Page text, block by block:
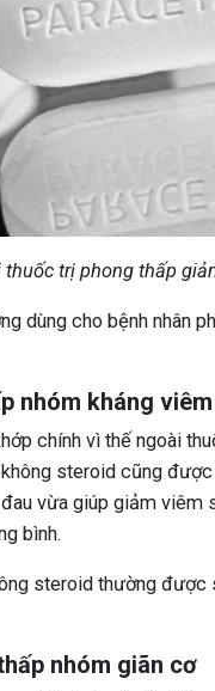
thuốc trị phong thấp
dùng cho bệnh nhân
nhóm kháng
chính vì thế ngoài
steroid cũng
vừa giúp giảm viêm
bình.
steroid thường
nhóm giãn cơ